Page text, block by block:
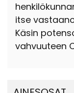
itse
Käsin
vahvuuteen